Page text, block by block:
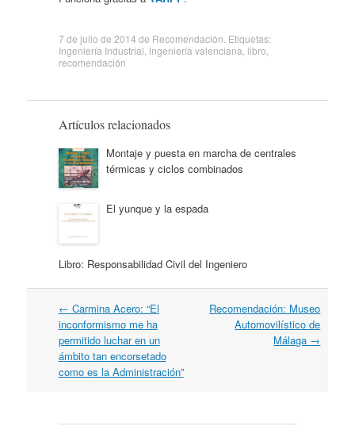
7 de julio de 2014 de Recomendación . Etiquetas:
Ingeniería Industrial ingeniería valenciana libro
recomendación
Artículos relacionados
Montaje y puesta en marcha de centrales
térmicas y ciclos combinados
El yunque y la espada
Libro: Responsabilidad Civil del Ingeniero
Navegación
por
artículos
← Carmina Acero: “El
inconformismo me ha
permitido luchar en un
ámbito tan encorsetado
como es la Administración”
Recomendación: Museo
Automovilístico de
Málaga →